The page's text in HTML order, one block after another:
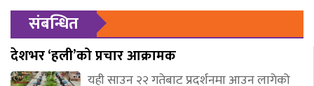
संबन्धित
देशभर ‘हली’को प्रचार आक्रामक
यही साउन २२ गतेबाट प्रदर्शनमा आउन लागेको